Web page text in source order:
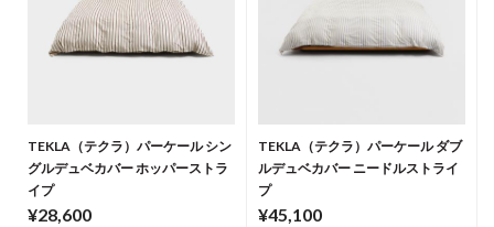
TEKLA（テクラ）パーケール シン
グルデュベカバー ホッパーストラ
イプ
¥28,600
TEKLA（テクラ）パーケール ダブ
ルデュベカバー ニードルストライ
プ
¥45,100